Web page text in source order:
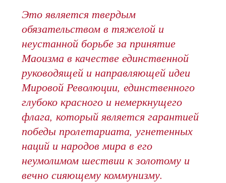
Это является твердым
обязательством в тяжелой и
неустанной борьбе за принятие
Маоизма в качестве единственной
руководящей и направляющей идеи
Мировой Революции, единственного
глубоко красного и немеркнущего
флага, который является гарантией
победы пролетариата, угнетенных
наций и народов мира в его
неумолимом шествии к золотому и
вечно сияющему коммунизму.